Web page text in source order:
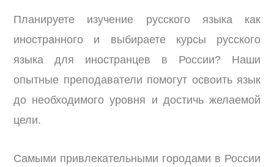
Планируете изучение русского языка как
иностранного и выбираете курсы русского
языка для иностранцев в России? Наши
опытные преподаватели помогут освоить язык
до необходимого уровня и достичь желаемой
цели.
Самыми привлекательными городами в России